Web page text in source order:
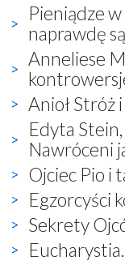
Pieniądze
naprawdę
Anneliese
Anioł Stróż
Edyta
Nawróceni
Ojciec Pio i
Egzorcyści
Sekrety